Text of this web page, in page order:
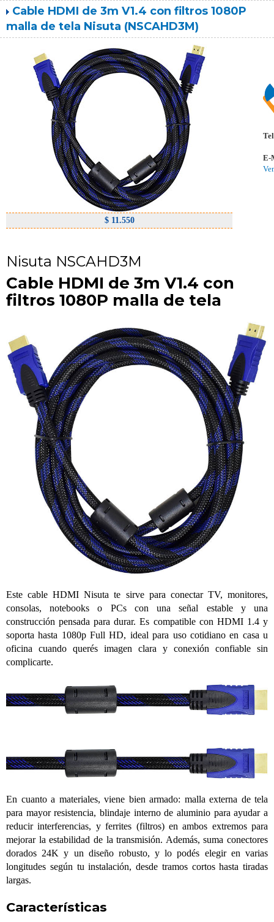
Cable HDMI de 3m V1.4 con filtros 1080P
malla de tela Nisuta (NSCAHD3M)
$ 11.550
Tel
E-
Nisuta NSCAHD3M
Cable HDMI de 3m V1.4 con
filtros 1080P malla de tela
Este cable HDMI Nisuta te sirve para conectar TV, monitores,
consolas, notebooks o PCs con una señal estable y una
construcción pensada para durar. Es compatible con HDMI 1.4 y
soporta hasta 1080p Full HD, ideal para uso cotidiano en casa u
oficina cuando querés imagen clara y conexión confiable sin
complicarte.
En cuanto a materiales, viene bien armado: malla externa de tela
para mayor resistencia, blindaje interno de aluminio para ayudar a
reducir interferencias, y ferrites (filtros) en ambos extremos para
mejorar la estabilidad de la transmisión. Además, suma conectores
dorados 24K y un diseño robusto, y lo podés elegir en varias
longitudes según tu instalación, desde tramos cortos hasta tiradas
largas.
Características